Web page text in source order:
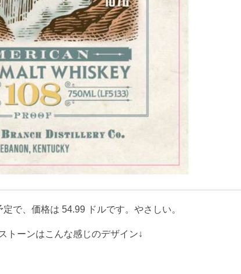
で、価格は 54.99 ドルです。やさしい。
トーンはこんな感じのデザイン↓